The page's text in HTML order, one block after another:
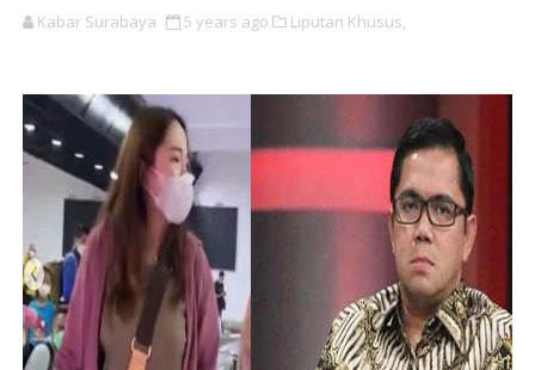
Kabar Surabaya 5 years ago Liputan Khusus,